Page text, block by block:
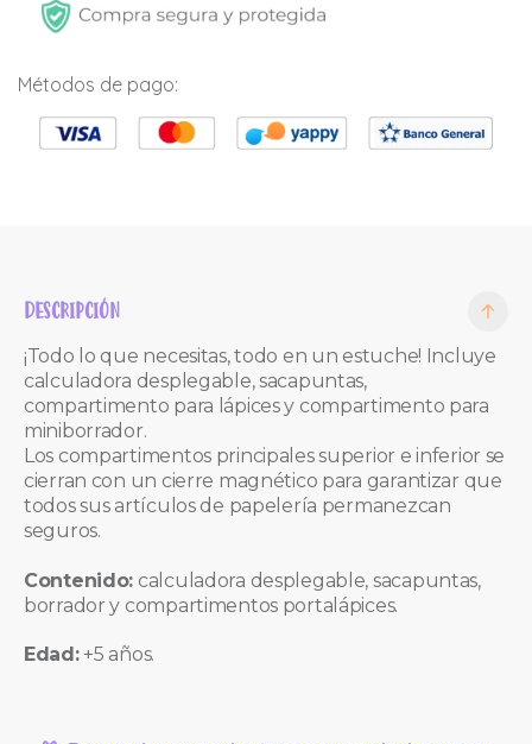
Métodos de pago:
DESCRIPCIÓN
¡Todo lo que necesitas, todo en un estuche! Incluye
calculadora desplegable, sacapuntas,
compartimento para lápices y compartimento para
miniborrador.
Los compartimentos principales superior e inferior se
cierran con un cierre magnético para garantizar que
todos sus artículos de papelería permanezcan
seguros.
Contenido: calculadora desplegable, sacapuntas,
borrador y compartimentos portalápices.
Edad:+5 años.